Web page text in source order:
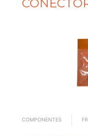
COMPONENTES